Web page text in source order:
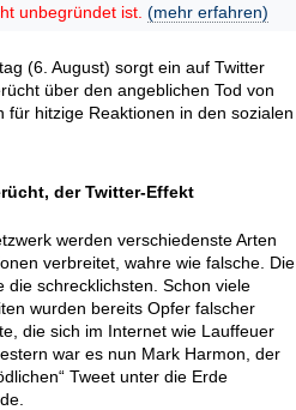
unbegründet ist. (mehr erfahren)
(6. August) sorgt ein auf Twitter
über den angeblichen Tod von
für hitzige Reaktionen in den sozialen
der Twitter-Effekt
werden verschiedenste Arten
verbreitet, wahre wie falsche. Die
die schrecklichsten. Schon viele
wurden bereits Opfer falscher
die sich im Internet wie Lauffeuer
war es nun Mark Harmon, der
Tweet unter die Erde